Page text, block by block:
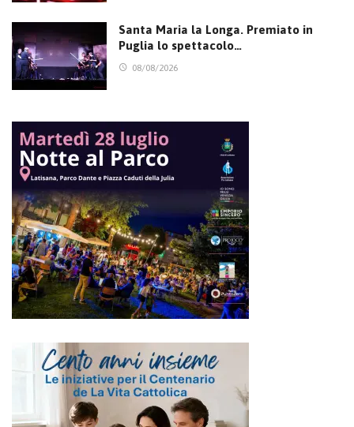
Santa Maria la Longa. Premiato in
Puglia lo spettacolo…
08/08/2026